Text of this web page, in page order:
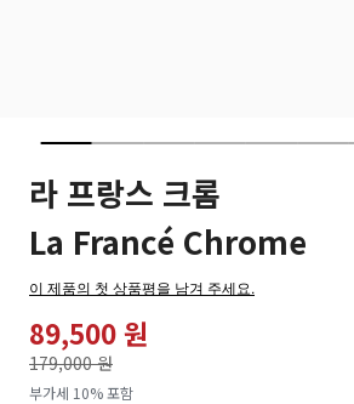
라 프랑스 크롬
La Francé Chrome
이 제품의 첫 상품평을 남겨 주세요.
89,500 원
179,000 원
로
부가세 10% 포함